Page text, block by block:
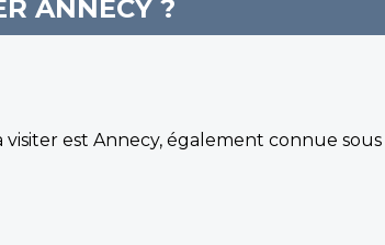
ANNECY ?
est Annecy, également connue